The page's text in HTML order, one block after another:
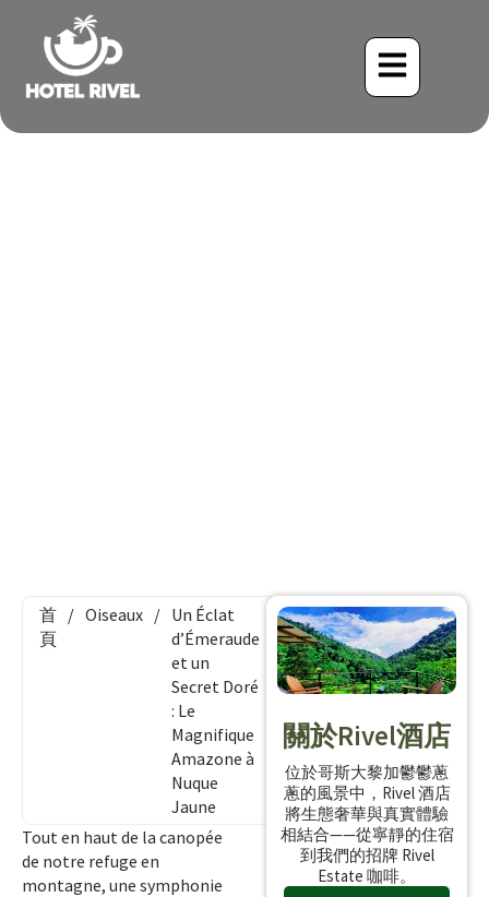
首
頁
/ Oiseaux / Un Éclat
d’Émeraude
et un
Secret Doré
: Le
Magnifique
Amazone à
Nuque
Jaune
Tout en haut de la canopée
de notre refuge en
montagne, une symphonie
關於Rivel酒店
位於哥斯大黎加鬱鬱蔥
蔥的風景中，Rivel 酒店
將生態奢華與真實體驗
相結合——從寧靜的住宿
到我們的招牌 Rivel
Estate 咖啡。